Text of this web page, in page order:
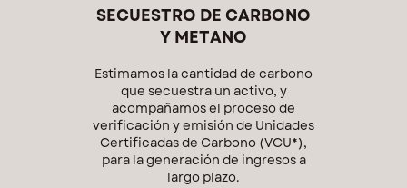
SECUESTRO DE CARBONO
Y METANO
Estimamos la cantidad de carbono
que secuestra un activo, y
acompañamos el proceso de
verificación y emisión de Unidades
Certificadas de Carbono (VCU*),
para la generación de ingresos a
largo plazo.